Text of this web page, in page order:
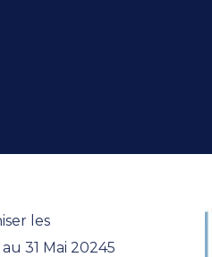
les
31 Mai 20245